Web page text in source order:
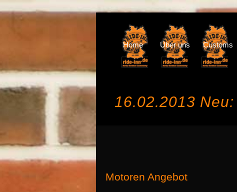
Home Über uns Customs
16.02.2013
Motoren Angebot